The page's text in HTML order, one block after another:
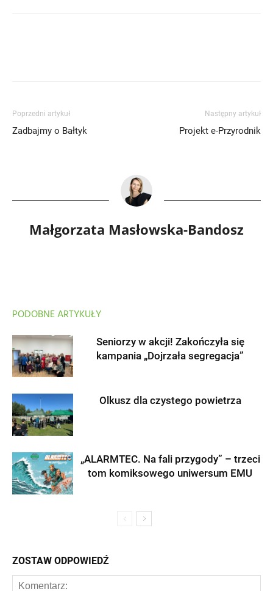
Poprzedni artykuł
Zadbajmy o Bałtyk
Następny artykuł
Projekt e-Przyrodnik
Małgorzata Masłowska-Bandosz
PODOBNE ARTYKUŁY
Seniorzy w akcji! Zakończyła się
kampania „Dojrzała segregacja”
Olkusz dla czystego powietrza
„ALARMTEC. Na fali przygody” – trzeci
tom komiksowego uniwersum EMU
ZOSTAW ODPOWIEDŹ